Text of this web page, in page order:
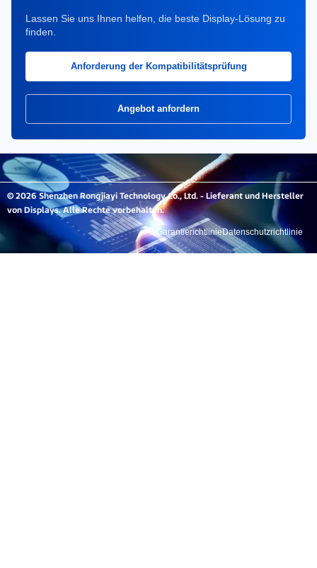
Lassen Sie uns Ihnen helfen, die beste Display-Lösung zu
finden.
Anforderung der Kompatibilitätsprüfung
Angebot anfordern
© 2026 Shenzhen Rongjiayi Technology Co., Ltd. - Lieferant und Hersteller
von Displays. Alle Rechte vorbehalten.
Datenschutzrichtlinie
Garantierichtlinie